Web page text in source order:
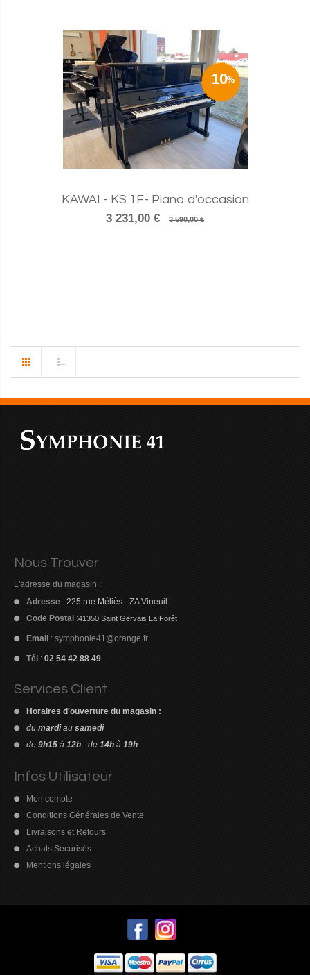
10
KAWAI - KS 1F- Piano d'occasion
3 231,00 €
3 590,00 €
Nous Trouver
L'adresse du magasin :
Adresse : 225 rue Méliès - ZA Vineuil
Code Postal :41350 Saint Gervais La Forêt
Email : symphonie41@orange.fr
Tél : 02 54 42 88 49
Services Client
Horaires d'ouverture du magasin :
du mardiau samedi
de 9h15 à 12h - de 14h à 19h
en toute simplicité, sans utiliser directement votre carte bancaire.
évaluations détaillées, visitez
tarder.
Infos Utilisateur
Mon compte
Conditions Générales de Vente
Livraisons et Retours
Achats Sécurisés
Mentions légales